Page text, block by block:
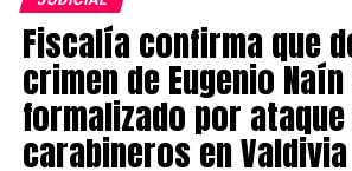
impacto balístico. Pese al trabajo del
los esfuerzos realizados para
estado de salud se mantuvo crítico y
sábado se confirmó su fallecimiento.
De acuerdo con los antecedentes
Fiscalía confirma que
crimen de Eugenio
formalizado por
carabineros en Valdivia